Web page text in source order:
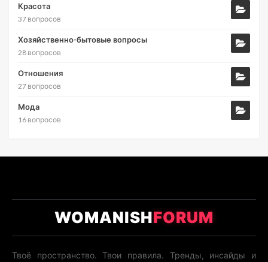
Красота
37 вопросов
Хозяйственно-бытовые вопросы
28 вопросов
Отношения
27 вопросов
Мода
16 вопросов
WOMANISHFORUM
Твоё пространство. Твои правила. Тренды, инсайды и